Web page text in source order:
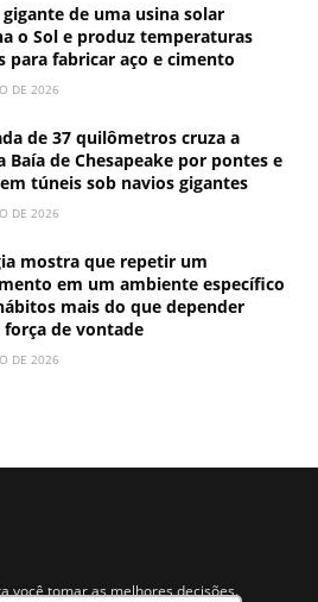
de uma usina solar
o Sol e produz temperaturas
para fabricar aço e cimento
DE 2026
de 37 quilômetros cruza a
Baía de Chesapeake por pontes e
túneis sob navios gigantes
DE 2026
mostra que repetir um
em um ambiente específico
mais do que depender
força de vontade
DE 2026
você tomar as melhores decisões.